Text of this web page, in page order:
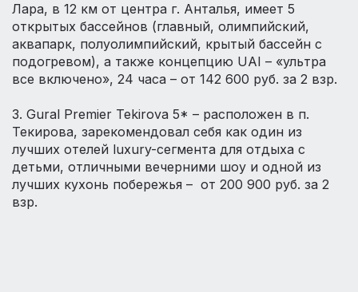
Лара, в 12 км от центра г. Анталья, имеет 5
открытых бассейнов (главный, олимпийский,
аквапарк, полуолимпийский, крытый бассейн с
подогревом), а также концепцию UAI – «ультра
все включено», 24 часа – от 142 600 руб. за 2 взр.
3. Gural Premier Tekirova 5* – расположен в п.
Текирова, зарекомендовал себя как один из
лучших отелей luxury-сегмента для отдыха с
детьми, отличными вечерними шоу и одной из
лучших кухонь побережья – от 200 900 руб. за 2
взр.